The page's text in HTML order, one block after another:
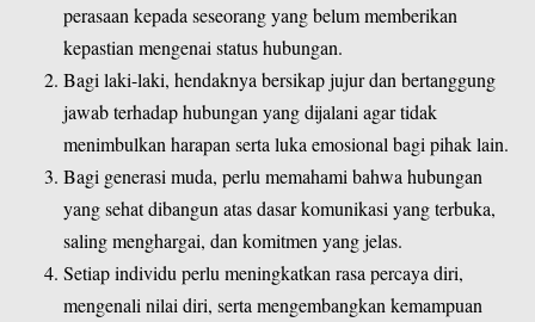
perasaan kepada seseorang yang belum memberikan
kepastian mengenai status hubungan.
Bagi laki-laki, hendaknya bersikap jujur dan bertanggung
jawab terhadap hubungan yang dijalani agar tidak
menimbulkan harapan serta luka emosional bagi pihak lain.
Bagi generasi muda, perlu memahami bahwa hubungan
yang sehat dibangun atas dasar komunikasi yang terbuka,
saling menghargai, dan komitmen yang jelas.
Setiap individu perlu meningkatkan rasa percaya diri,
mengenali nilai diri, serta mengembangkan kemampuan